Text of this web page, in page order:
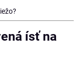
ísť na